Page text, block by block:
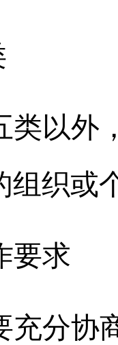
类以外
组织或
要求
充分协